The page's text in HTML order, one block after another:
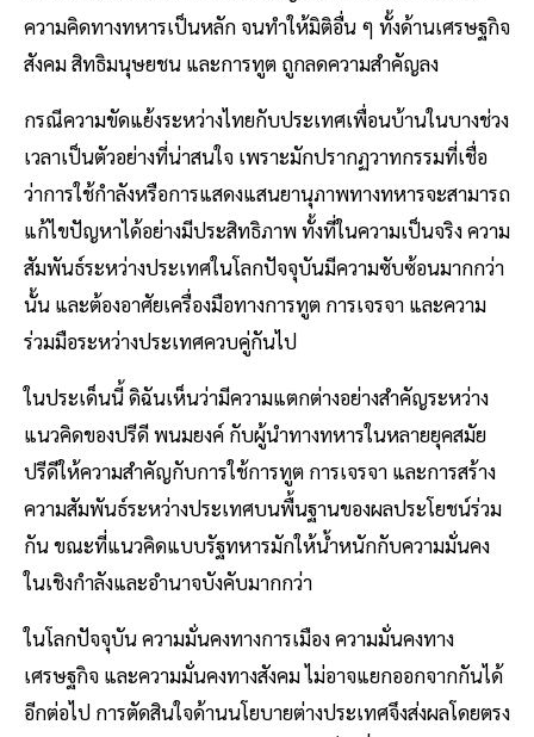
ความคิดทางทหารเป็นหลัก จนทำให้มิติอื่น ๆ ทั้งด้านเศรษฐกิจ
สังคม สิทธิมนุษยชน และการทูต ถูกลดความสำคัญลง
กรณีความขัดแย้งระหว่างไทยกับประเทศเพื่อนบ้านในบางช่วง
เวลาเป็นตัวอย่างที่น่าสนใจ เพราะมักปรากฏวาทกรรมที่เชื่อ
ว่าการใช้กำลังหรือการแสดงแสนยานุภาพทางทหารจะสามารถ
แก้ไขปัญหาได้อย่างมีประสิทธิภาพ ทั้งที่ในความเป็นจริง ความ
สัมพันธ์ระหว่างประเทศในโลกปัจจุบันมีความซับซ้อนมากกว่า
นั้น และต้องอาศัยเครื่องมือทางการทูต การเจรจา และความ
ร่วมมือระหว่างประเทศควบคู่กันไป
ในประเด็นนี้ ดิฉันเห็นว่ามีความแตกต่างอย่างสำคัญระหว่าง
แนวคิดของปรีดี พนมยงค์ กับผู้นำทางทหารในหลายยุคสมัย
ปรีดีให้ความสำคัญกับการใช้การทูต การเจรจา และการสร้าง
ความสัมพันธ์ระหว่างประเทศบนพื้นฐานของผลประโยชน์ร่วม
กัน ขณะที่แนวคิดแบบรัฐทหารมักให้น้ำหนักกับความมั่นคง
ในเชิงกำลังและอำนาจบังคับมากกว่า
ในโลกปัจจุบัน ความมั่นคงทางการเมือง ความมั่นคงทาง
เศรษฐกิจ และความมั่นคงทางสังคม ไม่อาจแยกออกจากกันได้
อีกต่อไป การตัดสินใจด้านนโยบายต่างประเทศจึงส่งผลโดยตรง